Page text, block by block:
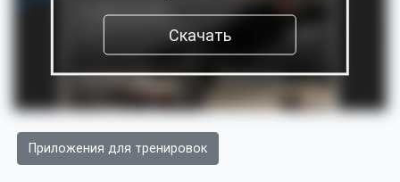
Скачать
Приложения для тренировок